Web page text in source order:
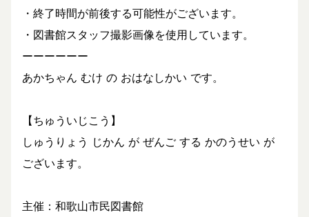
・終了時間が前後する可能性がございます。
・図書館スタッフ撮影画像を使用しています。
ーーーーーー
あかちゃん むけ の おはなしかい です。
【ちゅういじこう】
しゅうりょう じかん が ぜんご する かのうせい が
ございます。
主催：和歌山市民図書館